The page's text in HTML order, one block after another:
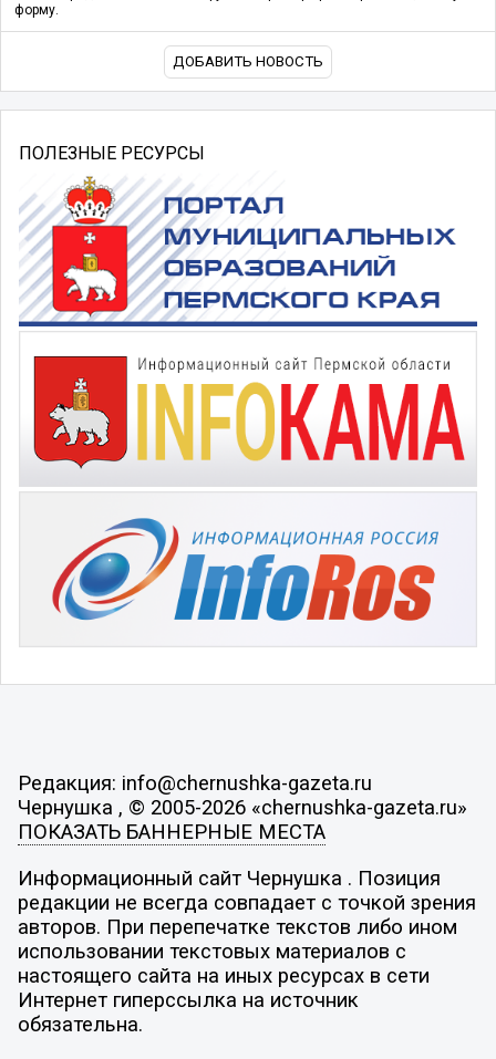
форму.
ДОБАВИТЬ НОВОСТЬ
ПОЛЕЗНЫЕ РЕСУРСЫ
Редакция: info@chernushka-gazeta.ru
Чернушка , © 2005-2026 «chernushka-gazeta.ru»
ПОКАЗАТЬ БАННЕРНЫЕ МЕСТА
Информационный сайт Чернушка . Позиция
редакции не всегда совпадает с точкой зрения
авторов. При перепечатке текстов либо ином
использовании текстовых материалов с
настоящего сайта на иных ресурсах в сети
Интернет гиперссылка на источник
обязательна.